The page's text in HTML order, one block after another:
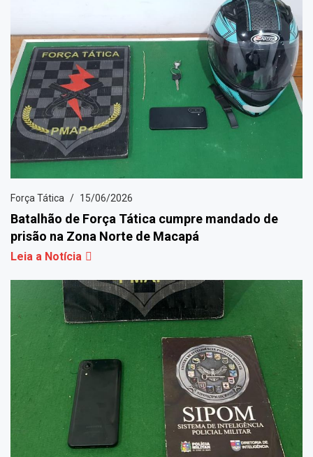
Força Tática 15/06/2026
Batalhão de Força Tática cumpre mandado de
prisão na Zona Norte de Macapá
Leia a Notícia